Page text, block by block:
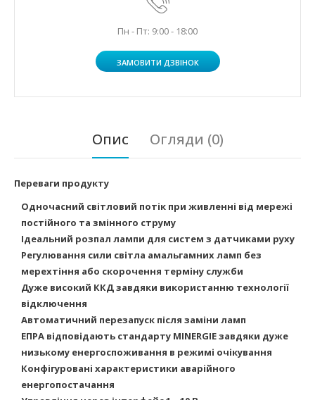
Пн - Пт: 9:00 - 18:00
ЗАМОВИТИ ДЗВІНОК
Опис Огляди (0)
Переваги продукту
Одночасний світловий потік при живленні від мережі
постійного та змінного струму
Ідеальний розпал лампи для систем з датчиками руху
Регулювання сили світла амальгамних ламп без
мерехтіння або скорочення терміну служби
Дуже високий ККД завдяки використанню технології
відключення
Автоматичний перезапуск після заміни ламп
ЕПРА відповідають стандарту MINERGIE завдяки дуже
низькому енергоспоживання в режимі очікування
Конфігуровані характеристики аварійного
енергопостачання